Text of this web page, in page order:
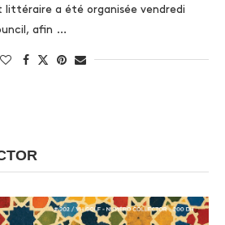
littéraire a été organisée vendredi
afin …